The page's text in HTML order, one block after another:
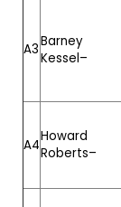
A3Barney
Kessel–
A4
Howard
Roberts–